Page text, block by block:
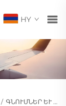
HY
/ ԳՆՈՒՄՆԵՐ ԵՒ ՄԱՏԱԿԱՐԱՐՄԱՆ ՇՂԹԱ